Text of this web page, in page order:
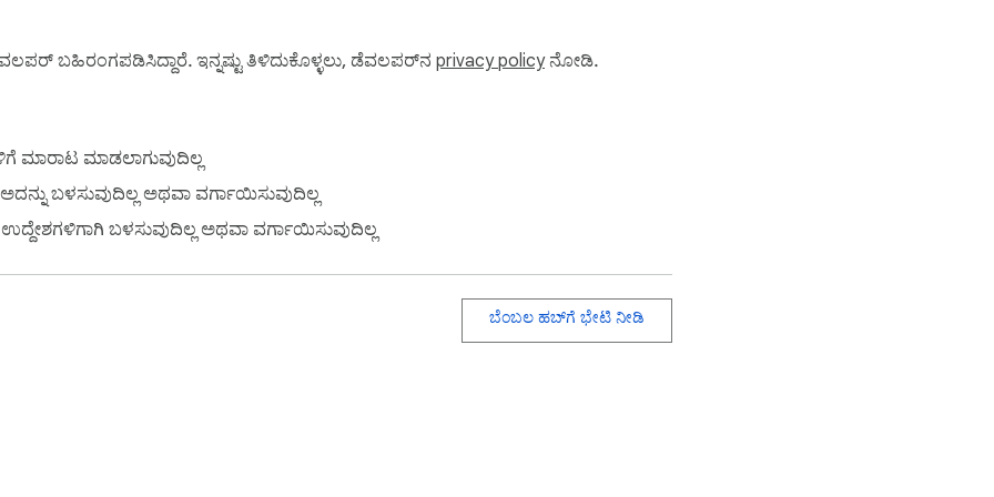
rate, for a super-low fee.
the world.
more.
around the world. Your money’s safe with us.
Krone), HKD (Hong Kong Dollar), HRK (Croatian Kuna), HUF (Hungarian Forint),
Dollar), PLN (Polish Zloty), RON (New Romanian Leu), SEK (Swedish Krona),
ಬಹಿರಂಗಪಡಿಸಿದ್ದಾರೆ. ಇನ್ನಷ್ಟು ತಿಳಿದುಕೊಳ್ಳಲು, ಡೆವಲಪರ್‌ನ privacy policyನೋಡಿ.
ಮಾರಾಟ ಮಾಡಲಾಗುವುದಿಲ್ಲ
ಬಳಸುವುದಿಲ್ಲ ಅಥವಾ ವರ್ಗಾಯಿಸುವುದಿಲ್ಲ
ಬಳಸುವುದಿಲ್ಲ ಅಥವಾ ವರ್ಗಾಯಿಸುವುದಿಲ್ಲ
ಬೆಂಬಲ ಹಬ್‌ಗೆ ಭೇಟಿ ನೀಡಿ